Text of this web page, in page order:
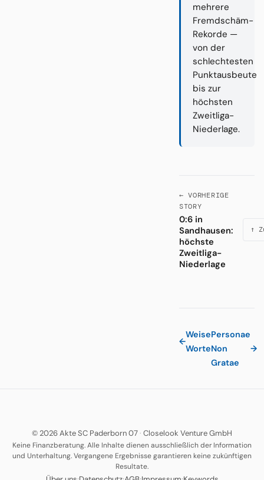
mehrere
Fremdschäm-
Rekorde —
von der
schlechtesten
Punktausbeute
bis zur
höchsten
Zweitliga-
Niederlage.
← VORHERIGE
STORY
0:6 in
Sandhausen:
höchste
Zweitliga-
Niederlage
↑
←
Weise
Worte
Personae
Non
Gratae
→
© 2026 Akte SC Paderborn 07· Closelook Venture GmbH
Keine Finanzberatung. Alle Inhalte dienen ausschließlich der Information
und Unterhaltung. Vergangene Ergebnisse garantieren keine zukünftigen
Resultate.